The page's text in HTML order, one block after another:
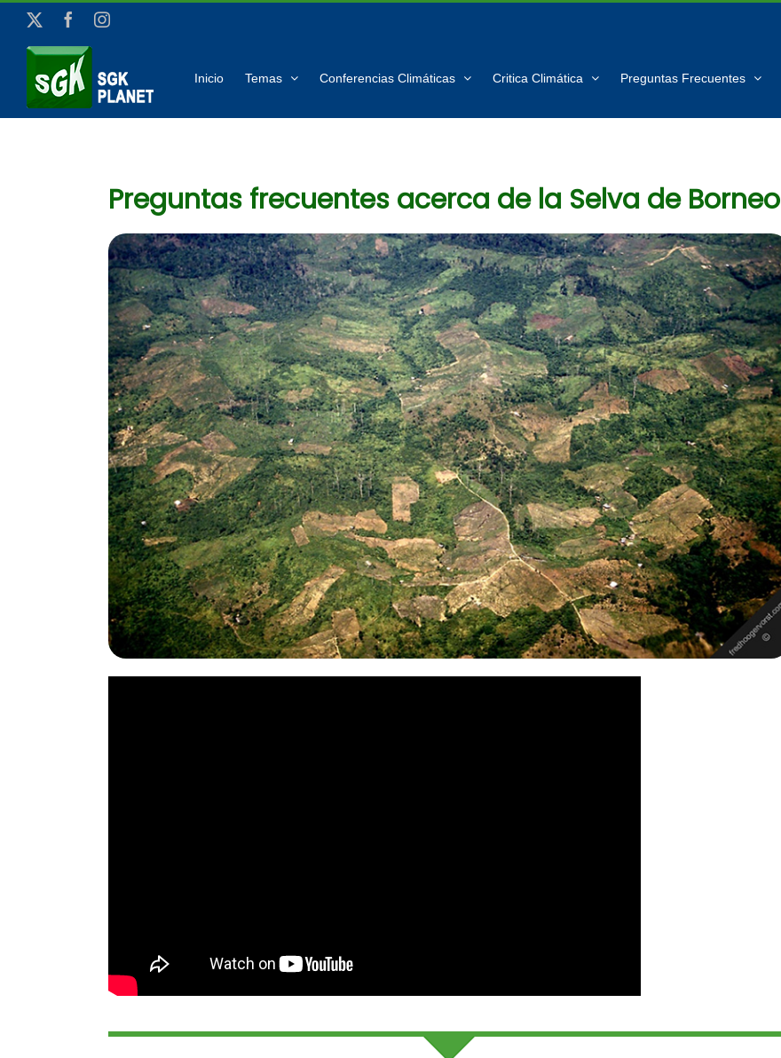
Saltar
contenido
FacebookInstagram
Inicio Temas Conferencias Climáticas Critica Climática Preguntas Frecuentes
Preguntas frecuentes acerca de la Selva de Borneo